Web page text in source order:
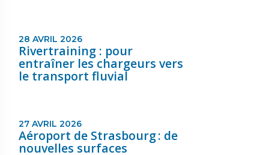
28 AVRIL 2026
Rivertraining : pour
entraîner les chargeurs vers
le transport fluvial
27 AVRIL 2026
Aéroport de Strasbourg : de
nouvelles surfaces